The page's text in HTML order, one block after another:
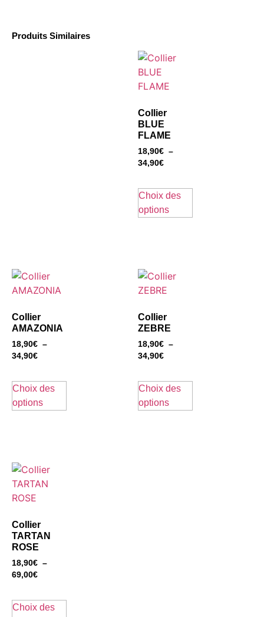
Produits Similaires
Collier
BLUE
FLAME
18,90€ –
34,90€
Choix des
options
Collier
AMAZONIA
18,90€ –
34,90€
Choix des
options
Collier
ZEBRE
18,90€ –
34,90€
Choix des
options
Collier
TARTAN
ROSE
18,90€ –
69,00€
Choix des